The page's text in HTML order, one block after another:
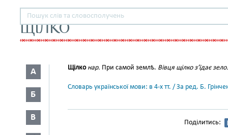
ЩІЛКО
А
Б
В
Щілко нар. При самой землѣ. Вівця щілко з’їдає зело.
Словарь української мови: в 4-х тт. / За ред. Б.
Поділитись: